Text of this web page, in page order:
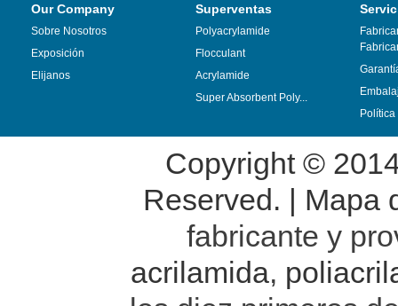
Our Company
Sobre Nosotros
Exposición
Elijanos
Superventas
Polyacrylamide
Flocculant
Acrylamide
Super Absorbent Poly...
Copyright ©
Reserved. | Mapa
fabricante y
acrilamida,